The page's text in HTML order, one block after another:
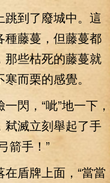
到了廢城中。這
種藤蔓，但藤蔓都
那些枯死的藤蔓就
而栗的感覺。
，“呲”地一下，
弒滅立刻舉起了手
箭手！”
盾牌上面，“當當